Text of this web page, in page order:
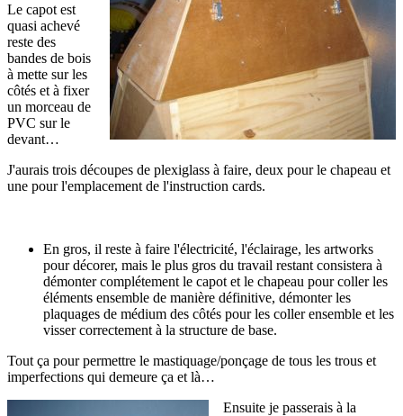
Le capot est
quasi achevé
reste des
bandes de bois
à mette sur les
côtés et à fixer
un morceau de
PVC sur le
devant…
J'aurais trois découpes de plexiglass à faire, deux pour le chapeau et
une pour l'emplacement de l'instruction cards.
En gros, il reste à faire l'électricité, l'éclairage, les artworks
pour décorer, mais le plus gros du travail restant consistera à
démonter complétement le capot et le chapeau pour coller les
éléments ensemble de manière définitive, démonter les
plaquages de médium des côtés pour les coller ensemble et les
visser correctement à la structure de base.
Tout ça pour permettre le mastiquage/ponçage de tous les trous et
imperfections qui demeure ça et là…
Ensuite je passerais à la